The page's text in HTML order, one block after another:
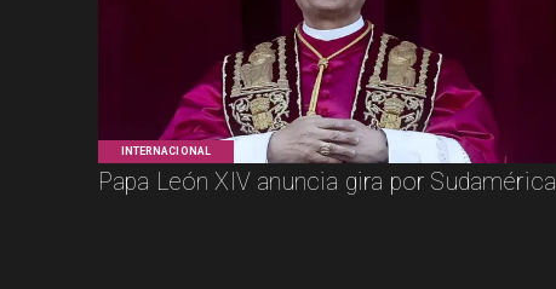
INTERNACIONAL
Papa León XIV anuncia gira por Sudamérica